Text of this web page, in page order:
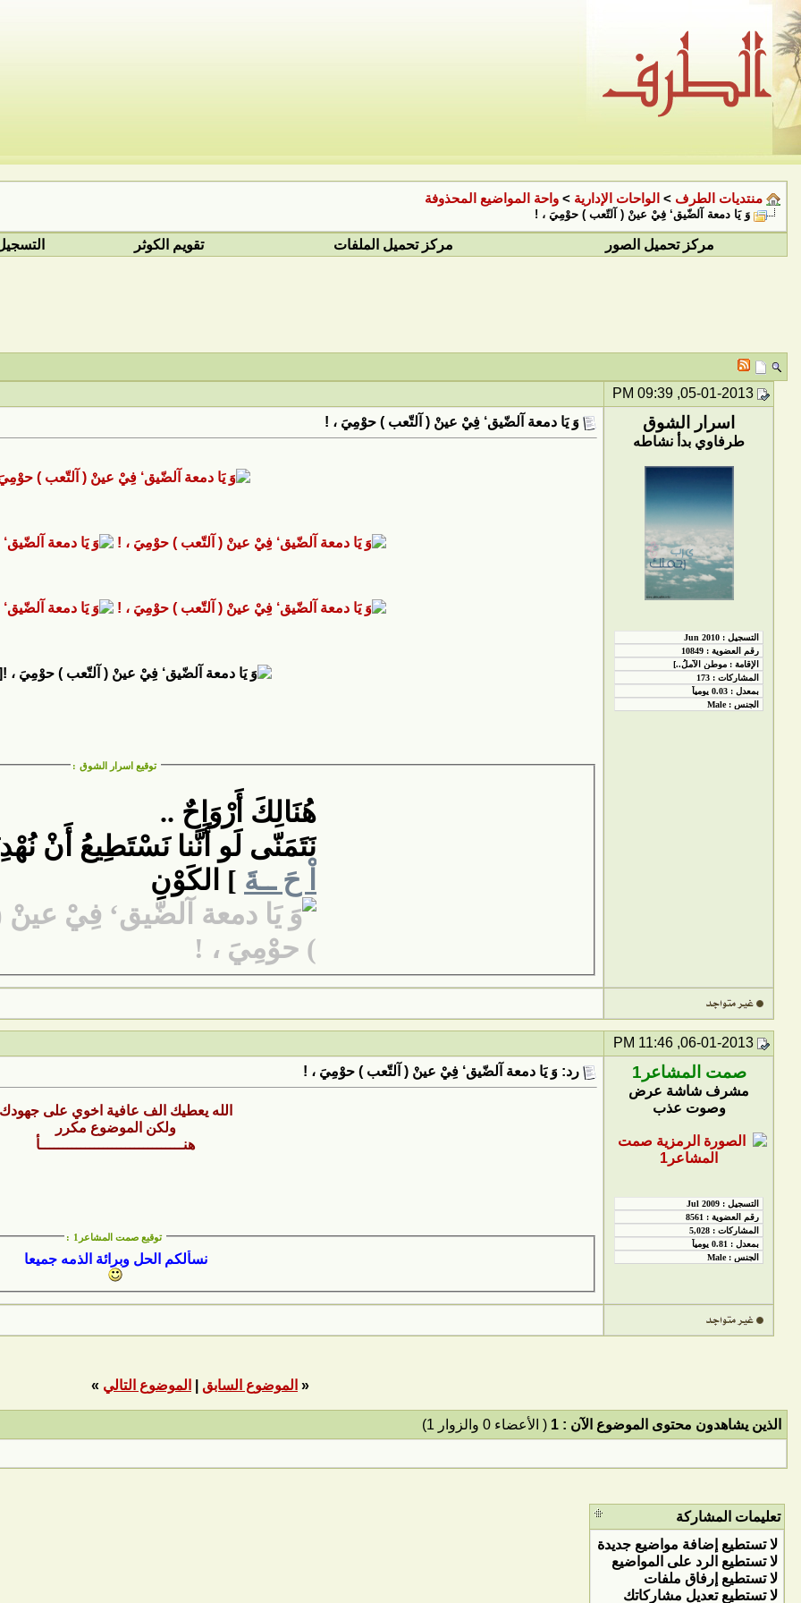
منتديات الطرف > الواحات الإدارية > واحة المواضيع المحذوفة
وَ يَا دمعة آلضّيق‘ فِيْ عينْ ( آلتّعب ) حوْمِيَ ، !
مركز تحميل الصور مركز تحميل الملفات تقويم الكوثر
اسرار الشوق
طرفاوي بدأ نشاطه
وَ يَا دمعة آلضّيق‘ فِيْ عينْ ( آلتّعب ) حوْمِيَ ، !
توقيع اسرار الشوق :
هُنَالِكَ أَرْوَاحٌ ..
نَتَمَنّى لَو أَنَّنا نَسْتَطِيعُ أَنْ
اْ حَ ــةَ ] الكَوْنِ
صمت المشاعر1
مشرف شاشة عرض
وصوت عذب
رد: وَ يَا دمعة آلضّيق‘ فِيْ عينْ ( آلتّعب ) حوْمِيَ ، !
الله يعطيك الف عافية اخوي على
ولكن الموضوع مكرر
هنــــــــــــــــــــــــــــــــأ
توقيع صمت المشاعر1 :
نسألكم الحل وبرائة الذمه جميعا
« الموضوع السابق الموضوع التالي »
الذين يشاهدون محتوى الموضوع الآن : 1 ( الأعضاء 0 والزوار 1)
تعليمات المشاركة
لا تستطيع إضافة مواضيع جديدة
لا تستطيع الرد على المواضيع
لا تستطيع إرفاق ملفات
لا تستطيع تعديل مشاركاتك